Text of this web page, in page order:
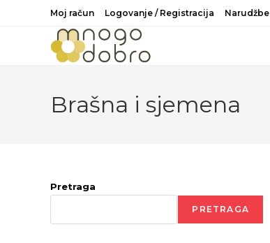
Moj račun Logovanje / Registracija Narudžbe
Brašna i sjemena
Pretraga
PRETRAGA